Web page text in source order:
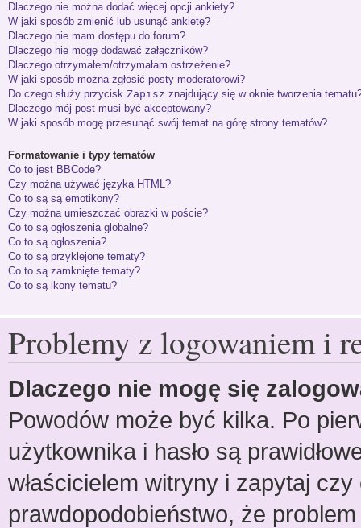
Dlaczego nie można dodać więcej opcji ankiety?
W jaki sposób zmienić lub usunąć ankietę?
Dlaczego nie mam dostępu do forum?
Dlaczego nie mogę dodawać załączników?
Dlaczego otrzymałem/otrzymałam ostrzeżenie?
W jaki sposób można zgłosić posty moderatorowi?
Do czego służy przycisk Zapisz znajdujący się w oknie tworzenia
Dlaczego mój post musi być akceptowany?
W jaki sposób mogę przesunąć swój temat na górę strony tematów?
Formatowanie i typy tematów
Co to jest BBCode?
Czy można używać języka HTML?
Co to są są emotikony?
Czy można umieszczać obrazki w poście?
Co to są ogłoszenia globalne?
Co to są ogłoszenia?
Co to są przyklejone tematy?
Co to są zamknięte tematy?
Co to są ikony tematu?
Problemy z logowaniem i
Dlaczego nie mogę się
Powodów może być kilka. Po
użytkownika i hasło są
właścicielem witryny i zapytaj
prawdopodobieństwo, że